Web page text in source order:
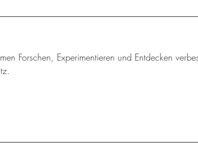
Forschen, Experimentieren und Entdecken